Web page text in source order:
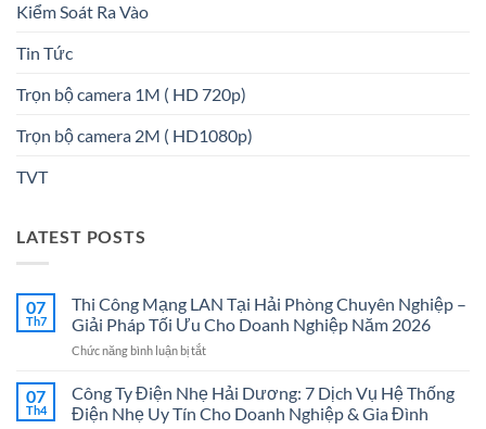
Kiểm Soát Ra Vào
Tin Tức
Trọn bộ camera 1M ( HD 720p)
Trọn bộ camera 2M ( HD1080p)
TVT
LATEST POSTS
07
Th7
Thi Công Mạng LAN Tại Hải Phòng Chuyên Nghiệp –
Giải Pháp Tối Ưu Cho Doanh Nghiệp Năm 2026
Chức năng bình luận bị tắtở
Công
Mạng
LAN
07
Th4
Công Ty Điện Nhẹ Hải Dương: 7 Dịch Vụ Hệ Thống
Điện Nhẹ Uy Tín Cho Doanh Nghiệp & Gia Đình